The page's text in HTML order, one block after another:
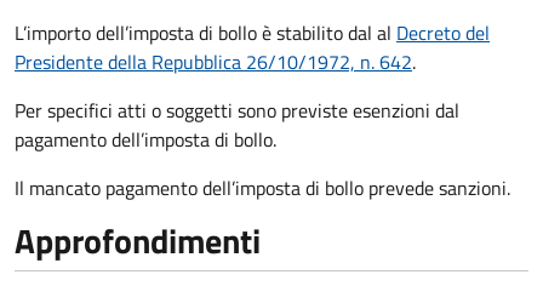
L’importo dell’imposta di bollo è stabilito dal al Decreto del
Presidente della Repubblica 26/10/1972, n. 642.
Per specifici atti o soggetti sono previste esenzioni dal
pagamento dell’imposta di bollo.
Il mancato pagamento dell’imposta di bollo prevede sanzioni.
Approfondimenti